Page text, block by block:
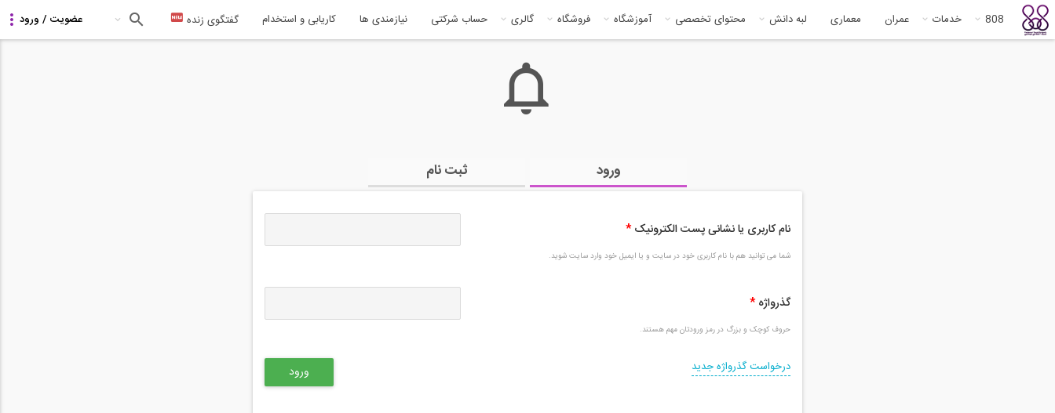
808 خدمات عمران معماری لبه دانش محتوای تخصصی آموزشگاه فروشگاه گالری حساب شرکتی نیازمندی ها کاریابی و استخدام گفتگوی زنده
ورود ثبت نام
نام کاربری یا نشانی پست الکترونیک *
شما می توانید هم با نام کاربری خود در سایت و یا ایمیل خود وارد سایت شوید.
گذرواژه *
حروف کوچک و بزرگ در رمز ورودتان مهم هستند.
درخواست گذرواژه جدید